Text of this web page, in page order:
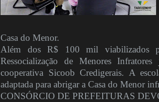
Casa do Menor.
Além dos R$ 100 mil viabilizados
Ressocialização de Menores
cooperativa Sicoob Credigerais. A
adaptada para abrigar a Casa do Menor
CONSÓRCIO DE PREFEITURAS